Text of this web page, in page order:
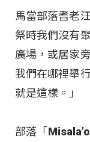
馬當部落耆老
祭時我們沒有
廣場，或居家
我們在哪裡舉
就是這樣。」
部落「